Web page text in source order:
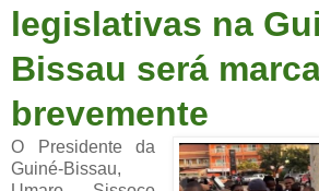
legislativas na
Bissau será
brevemente
O Presidente da
Guiné-Bissau,